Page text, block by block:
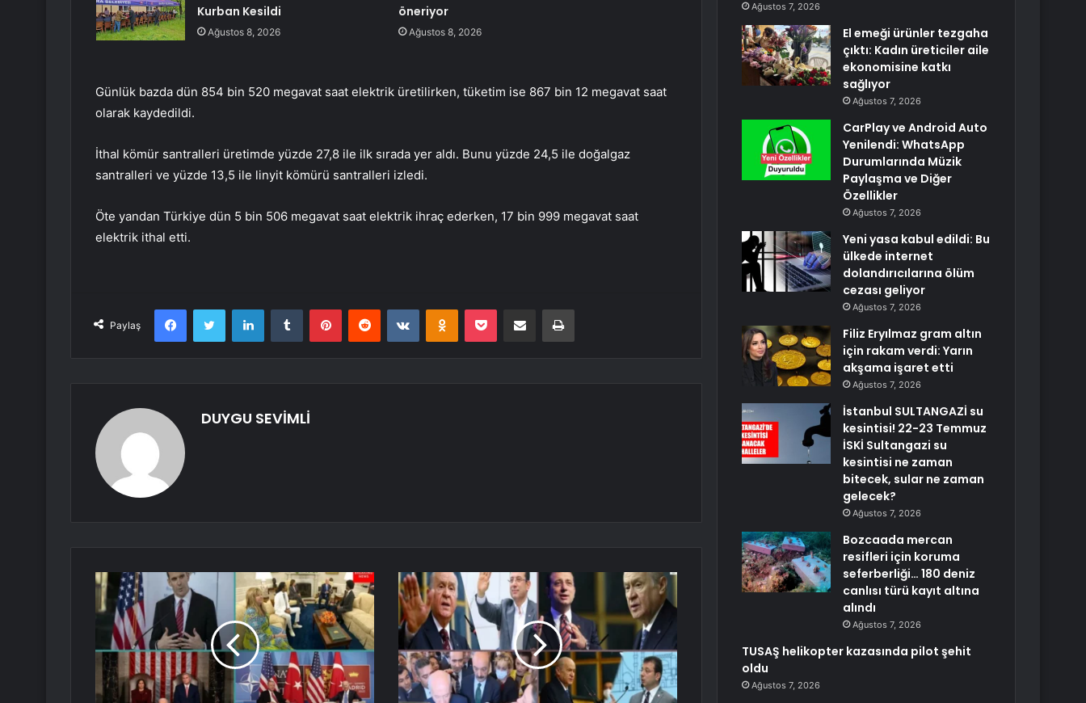
Kurban Kesildi
Ağustos 8, 2026
öneriyor
Ağustos 8, 2026
Günlük bazda dün 854 bin 520 megavat saat elektrik üretilirken, tüketim ise 867 bin 12 megavat saat
olarak kaydedildi.
İthal kömür santralleri üretimde yüzde 27,8 ile ilk sırada yer aldı. Bunu yüzde 24,5 ile doğalgaz
santralleri ve yüzde 13,5 ile linyit kömürü santralleri izledi.
Öte yandan Türkiye dün 5 bin 506 megavat saat elektrik ihraç ederken, 17 bin 999 megavat saat
elektrik ithal etti.
Paylaş
FacebookTwitter LinkedInTumblr PinterestReddit VKontakteOdnoklassniki
Pocket E-Posta ile paylaş Yazdır
DUYGU SEVİMLİ
Ağustos 7, 2026
El emeği ürünler tezgaha
çıktı: Kadın üreticiler aile
ekonomisine katkı
sağlıyor
Ağustos 7, 2026
CarPlay ve Android Auto
Yenilendi: WhatsApp
Durumlarında Müzik
Paylaşma ve Diğer
Özellikler
Ağustos 7, 2026
Yeni yasa kabul edildi: Bu
ülkede internet
dolandırıcılarına ölüm
cezası geliyor
Ağustos 7, 2026
Filiz Eryılmaz gram altın
için rakam verdi: Yarın
akşama işaret etti
Ağustos 7, 2026
İstanbul SULTANGAZİ su
kesintisi! 22-23 Temmuz
İSKİ Sultangazi su
kesintisi ne zaman
bitecek, sular ne zaman
gelecek?
Ağustos 7, 2026
Bozcaada mercan
resifleri için koruma
seferberliği… 180 deniz
canlısı türü kayıt altına
alındı
Ağustos 7, 2026
TUSAŞ helikopter kazasında pilot şehit
oldu
Ağustos 7, 2026